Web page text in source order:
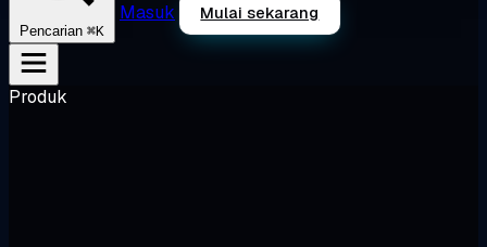
Pencarian ⌘K
Masuk Mulai sekarang
Produk